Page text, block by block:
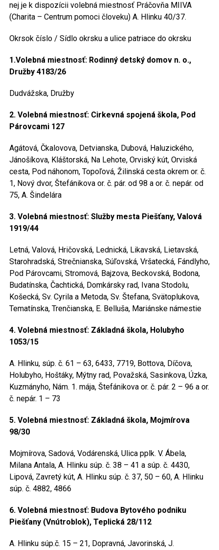
nej je k dispozícii volebná miestnosť Práčovňa MIIVA
(Charita – Centrum pomoci človeku) A. Hlinku 40/37.
Okrsok číslo / Sídlo okrsku a ulice patriace do okrsku
1.Volebná miestnosť: Rodinný detský domov n. o.,
Družby 4183/26
Dudvážska, Družby
2. Volebná miestnosť: Cirkevná spojená škola, Pod
Párovcami 127
Agátová, Čkalovova, Detvianska, Dubová, Haluzického,
Jánošíkova, Kláštorská, Na Lehote, Orviský kút, Orviská
cesta, Pod náhonom, Topoľová, Žilinská cesta okrem or. č.
1, Nový dvor, Štefánikova or. č. pár. od 98 a or. č. nepár. od
75, A. Šindelára
3. Volebná miestnosť: Služby mesta Piešťany, Valová
1919/44
Letná, Valová, Hričovská, Lednická, Likavská, Lietavská,
Starohradská, Strečnianska, Súľovská, Vršatecká, Fándlyho,
Pod Párovcami, Stromová, Bajzova, Beckovská, Bodona,
Budatínska, Čachtická, Domkársky rad, Ivana Stodolu,
Košecká, Sv. Cyrila a Metoda, Sv. Štefana, Svätoplukova,
Tematínska, Trenčianska, E. Belluša, Mariánske námestie
4. Volebná miestnosť: Základná škola, Holubyho
1053/15
A. Hlinku, súp. č. 61 – 63, 6433, 7719, Bottova, Díčova,
Holubyho, Hoštáky, Mýtny rad, Považská, Sasinkova, Úzka,
Kuzmányho, Nám. 1. mája, Štefánikova or. č. pár. 2 – 96 a or.
č. nepár. 1 – 73
5. Volebná miestnosť: Základná škola, Mojmírova
98/30
Mojmírova, Sadová, Vodárenská, Ulica pplk. V. Ábela,
Milana Antala, A. Hlinku súp. č. 38 – 41 a súp. č. 4430,
Lipová, Zavretý kút, A. Hlinku súp. č. 37, 50 – 60, A. Hlinku
súp. č. 4882, 4866
6. Volebná miestnosť: Budova Bytového podniku
Piešťany (Vnútroblok), Teplická 28/112
A. Hlinku súp.č. 15 – 21, Dopravná, Javorinská, J.